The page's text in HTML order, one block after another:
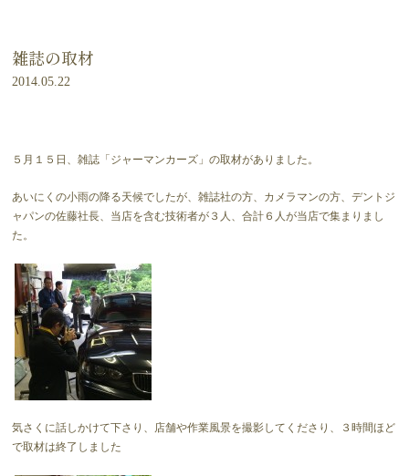
雑誌の取材
2014.05.22
５月１５日、雑誌「ジャーマンカーズ」の取材がありました。
あいにくの小雨の降る天候でしたが、雑誌社の方、カメラマンの方、デントジ
ャパンの佐藤社長、当店を含む技術者が３人、合計６人が当店で集まりまし
た。
気さくに話しかけて下さり、店舗や作業風景を撮影してくださり、３時間ほど
で取材は終了しました